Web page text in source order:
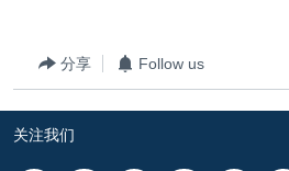
分享 Follow us
关注我们